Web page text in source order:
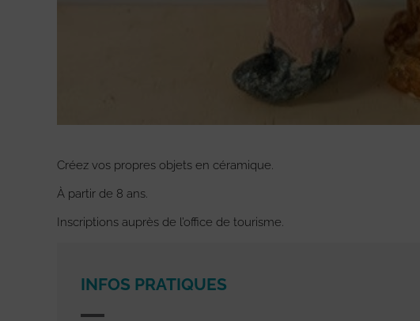
Créez vos propres objets en céramique.
À partir de 8 ans.
Inscriptions auprès de l’office de tourisme.
INFOS PRATIQUES